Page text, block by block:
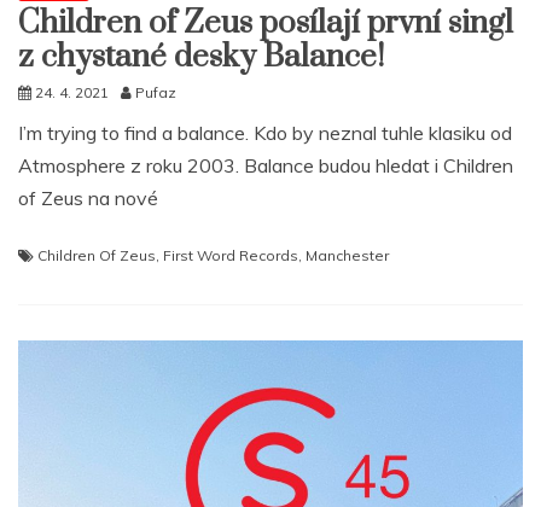
Children of Zeus posílají první singl
z chystané desky Balance!
24. 4. 2021 Pufaz
I’m trying to find a balance. Kdo by neznal tuhle klasiku od
Atmosphere z roku 2003. Balance budou hledat i Children
of Zeus na nové
Children Of Zeus First Word Records Manchester